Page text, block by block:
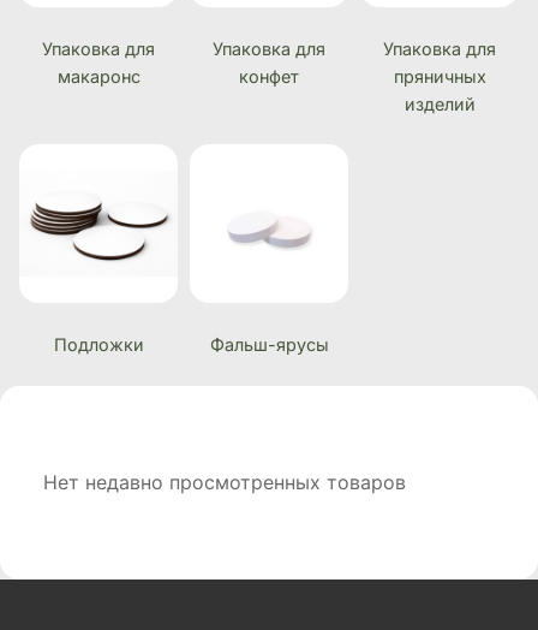
Упаковка для
макаронс
Упаковка для
конфет
Упаковка для
пряничных
изделий
Подложки Фальш-ярусы
Нет недавно просмотренных товаров